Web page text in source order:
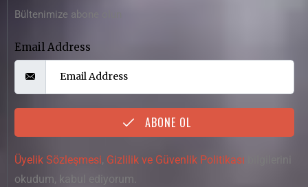
Bültenimize abone olun
Email Address
ABONE OL
Üyelik Sözleşmesi, Gizlilik ve Güvenlik Politikası
okudum, kabul ediyorum.